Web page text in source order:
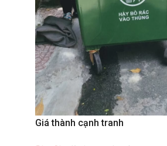
Giá thành cạnh tranh